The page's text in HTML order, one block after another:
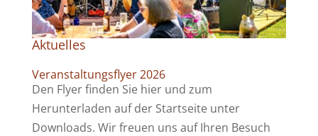
Aktuelles
Veranstaltungsflyer 2026
Den Flyer finden Sie hier und zum
Herunterladen auf der Startseite unter
Downloads. Wir freuen uns auf Ihren Besuch